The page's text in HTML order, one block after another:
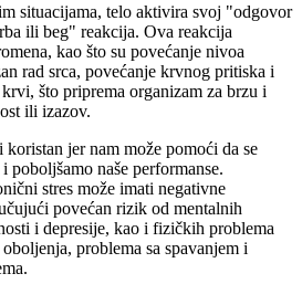
situacijama, telo aktivira svoj "odgovor
ili beg" reakcija. Ova reakcija
kao što su povećanje nivoa
rad srca, povećanje krvnog pritiska i
što priprema organizam za brzu i
ili izazov.
jer nam može pomoći da se
poboljšamo naše performanse.
stres može imati negativne
povećan rizik od mentalnih
i depresije, kao i fizičkih problema
problema sa spavanjem i